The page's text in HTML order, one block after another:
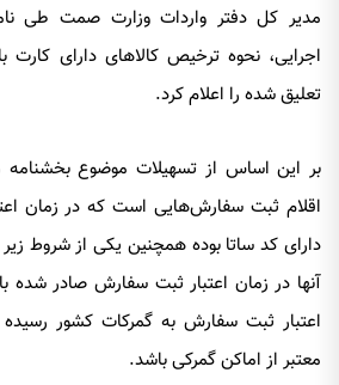
مدیر کل دفتر واردات وزارت صمت طی
اجرایی، نحوه ترخیص کالاهای دارای کارت
تعلیق شده را اعلام کرد.
بر این اساس از تسهیلات موضوع بخشنامه
اقلام ثبت سفارش‌هایی است که در زمان
دارای کد ساتا بوده همچنین یکی از شروط زیر را
آنها در زمان اعتبار ثبت سفارش صادر شده
اعتبار ثبت سفارش به گمرکات کشور رسیده
معتبر از اماکن گمرکی باشد.